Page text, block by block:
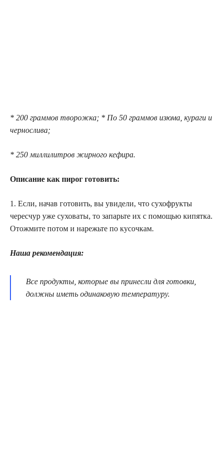
* 200 граммов творожка; * По 50 граммов изюма, кураги и
чернослива;
* 250 миллилитров жирного кефира.
Описание как пирог готовить:
1. Если, начав готовить, вы увидели, что сухофрукты
чересчур уже суховаты, то запарьте их с помощью кипятка.
Отожмите потом и нарежьте по кусочкам.
Наша рекомендация:
Все продукты, которые вы принесли для готовки,
должны иметь одинаковую температуру.